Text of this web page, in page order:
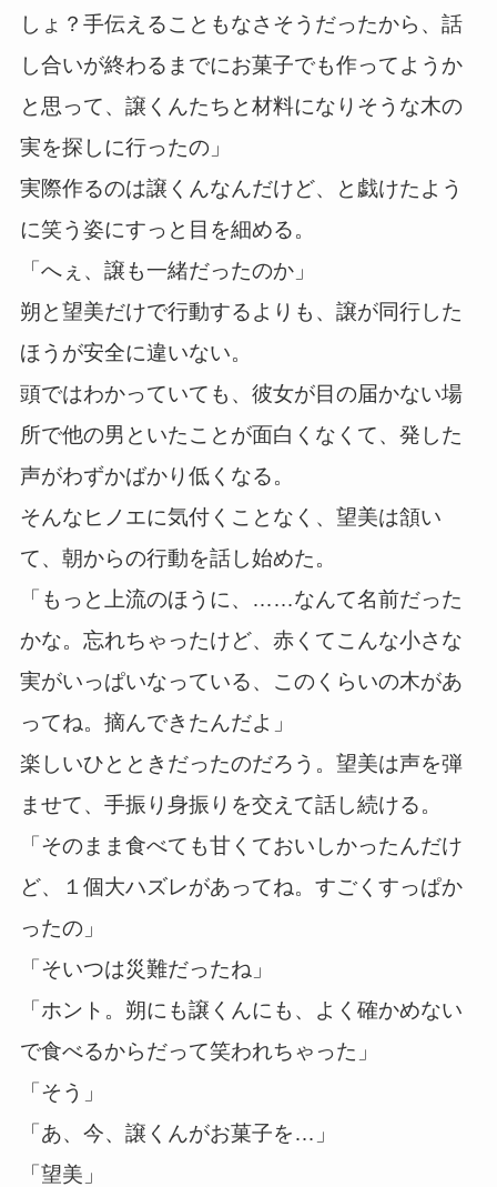
しょ？手伝えることもなさそうだったから、話
し合いが終わるまでにお菓子でも作ってようか
と思って、譲くんたちと材料になりそうな木の
実を探しに行ったの」
実際作るのは譲くんなんだけど、と戯けたよう
に笑う姿にすっと目を細める。
「へぇ、譲も一緒だったのか」
朔と望美だけで行動するよりも、譲が同行した
ほうが安全に違いない。
頭ではわかっていても、彼女が目の届かない場
所で他の男といたことが面白くなくて、発した
声がわずかばかり低くなる。
そんなヒノエに気付くことなく、望美は頷い
て、朝からの行動を話し始めた。
「もっと上流のほうに、……なんて名前だった
かな。忘れちゃったけど、赤くてこんな小さな
実がいっぱいなっている、このくらいの木があ
ってね。摘んできたんだよ」
楽しいひとときだったのだろう。望美は声を弾
ませて、手振り身振りを交えて話し続ける。
「そのまま食べても甘くておいしかったんだけ
ど、１個大ハズレがあってね。すごくすっぱか
ったの」
「そいつは災難だったね」
「ホント。朔にも譲くんにも、よく確かめない
で食べるからだって笑われちゃった」
「そう」
「あ、今、譲くんがお菓子を…」
「望美」